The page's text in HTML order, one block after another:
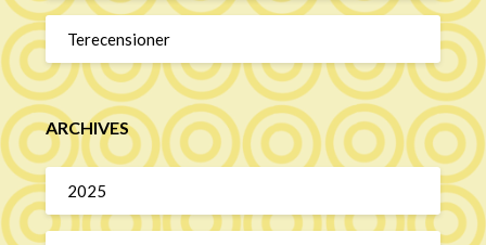
Terecensioner
ARCHIVES
2025